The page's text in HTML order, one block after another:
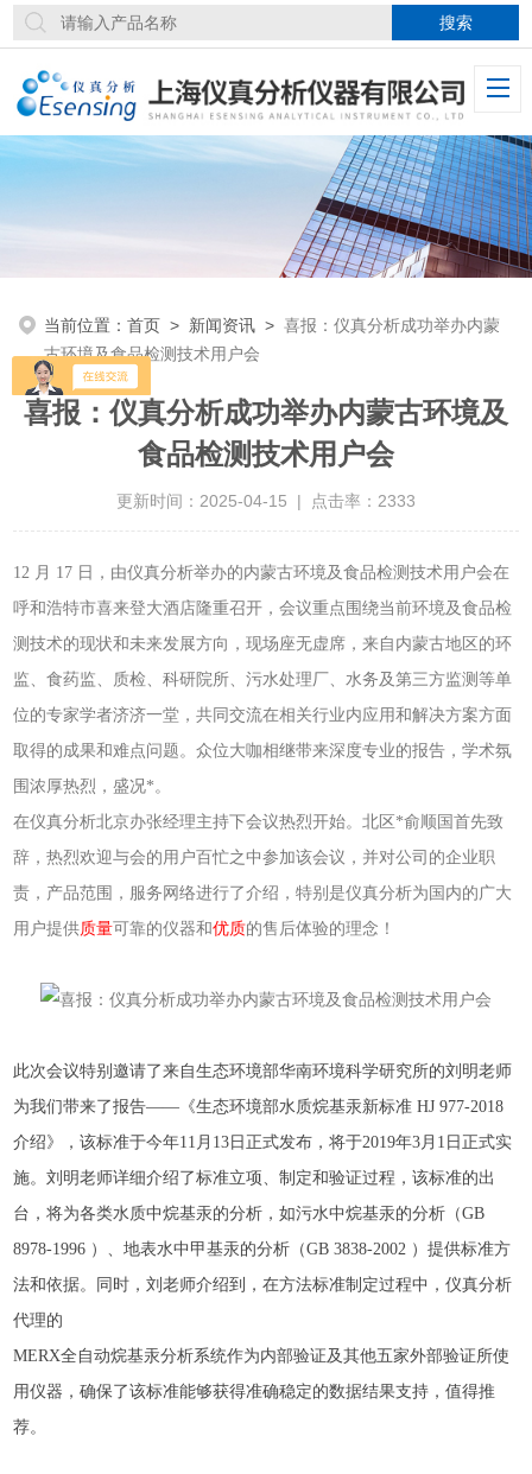
当前位置：首页 > 新闻资讯 >喜报：仪真分析成功举办内蒙
古环境及食品检测技术用户会
喜报：仪真分析成功举办内蒙古环境及
食品检测技术用户会
更新时间：2025-04-15 | 点击率：2333
12 月 17 日，由仪真分析举办的内蒙古环境及食品检测技术用户会在
呼和浩特市喜来登大酒店隆重召开，会议重点围绕当前环境及食品检
测技术的现状和未来发展方向，现场座无虚席，来自 内蒙古地区的环
监、食药监、质检、科研院所、污水处理厂、水务及第三方监测等单
位的专家学者济济一堂，共同交流在相关行业内应用和解决方案方面
取得的成果和难点问题。众位大咖相继带来深度专业的报告，学术氛
围浓厚热烈，盛况*。
在仪真分析北京办张经理主持下会议热烈开始。北区*俞顺国首先致
辞，热烈欢迎与会的用户百忙之中参加该会议，并对公司的企业职
责，产品范围，服务网络进行了介绍，特别是仪真分析为国内的广大
用户提供质量可靠的仪器和优质的售后体验的理念！
此次会议特别邀请了来自生态环境部华南环境科学研究所的刘明老师
为我们带来了报告——《生态环境部水质烷基汞新标准 HJ 977-2018
介绍》，该标准于今年11月13日正式发布，将于2019年3月1日正式实
施。刘明老师详细介绍了标准立项、制定和验证过程，该标准的出
台，将为各类水质中烷基汞的分析，如污水中烷基汞的分析（GB
8978-1996 ）、地表水中甲基汞的分析（GB 3838-2002 ）提供标准方
法和依据。同时，刘老师介绍到，在方法标准制定过程中，仪真分析
代理的
MERX全自动烷基汞分析系统作为内部验证及其他五家外部验证所使
用仪器，确保了该标准能够获得准确稳定的数据结果支持，值得推
荐。